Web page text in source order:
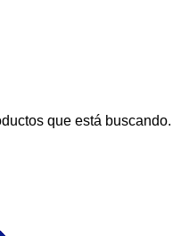
que está buscando.